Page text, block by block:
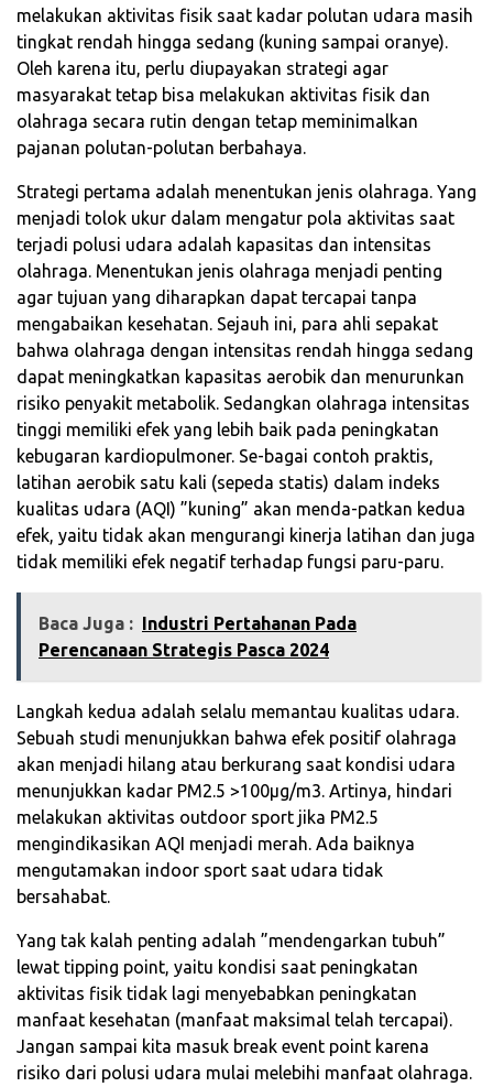
melakukan aktivitas fisik saat kadar polutan udara masih
tingkat rendah hingga sedang (kuning sampai oranye).
Oleh karena itu, perlu diupayakan strategi agar
masyarakat tetap bisa melakukan aktivitas fisik dan
olahraga secara rutin dengan tetap meminimalkan
pajanan polutan-polutan berbahaya.
Strategi pertama adalah menentukan jenis olahraga. Yang
menjadi tolok ukur dalam mengatur pola aktivitas saat
terjadi polusi udara adalah kapasitas dan intensitas
olahraga. Menentukan jenis olahraga menjadi penting
agar tujuan yang diharapkan dapat tercapai tanpa
mengabaikan kesehatan. Sejauh ini, para ahli sepakat
bahwa olahraga dengan intensitas rendah hingga sedang
dapat meningkatkan kapasitas aerobik dan menurunkan
risiko penyakit metabolik. Sedangkan olahraga intensitas
tinggi memiliki efek yang lebih baik pada peningkatan
kebugaran kardiopulmoner. Se-bagai contoh praktis,
latihan aerobik satu kali (sepeda statis) dalam indeks
kualitas udara (AQI) ”kuning” akan menda-patkan kedua
efek, yaitu tidak akan mengurangi kinerja latihan dan juga
tidak memiliki efek negatif terhadap fungsi paru-paru.
Baca Juga : Industri Pertahanan Pada
Perencanaan Strategis Pasca 2024
Langkah kedua adalah selalu memantau kualitas udara.
Sebuah studi menunjukkan bahwa efek positif olahraga
akan menjadi hilang atau berkurang saat kondisi udara
menunjukkan kadar PM2.5 >100μg/m3. Artinya, hindari
melakukan aktivitas outdoor sport jika PM2.5
mengindikasikan AQI menjadi merah. Ada baiknya
mengutamakan indoor sport saat udara tidak
bersahabat.
Yang tak kalah penting adalah ”mendengarkan tubuh”
lewat tipping point, yaitu kondisi saat peningkatan
aktivitas fisik tidak lagi menyebabkan peningkatan
manfaat kesehatan (manfaat maksimal telah tercapai).
Jangan sampai kita masuk break event point karena
risiko dari polusi udara mulai melebihi manfaat olahraga.